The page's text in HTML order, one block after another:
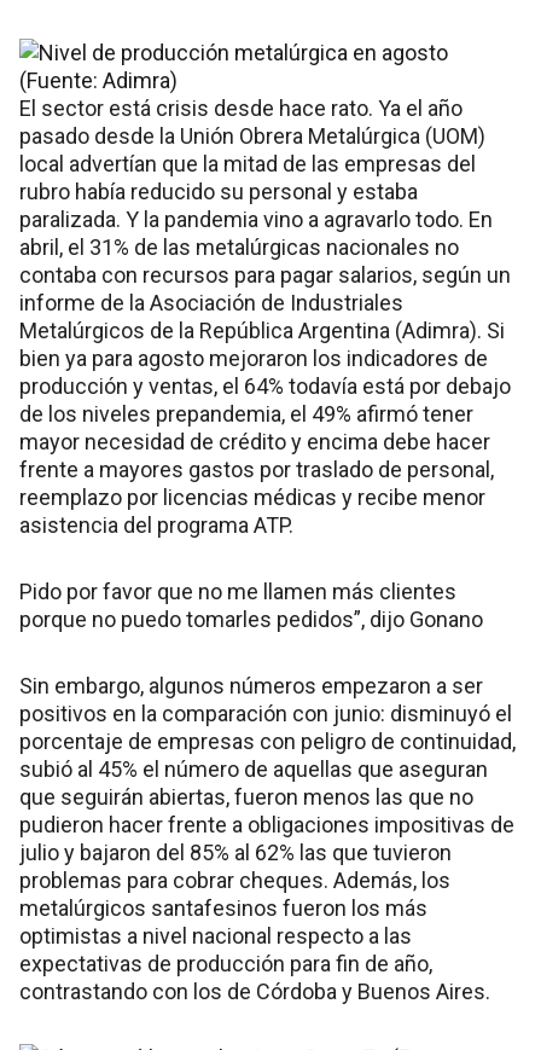
El sector está crisis desde hace rato. Ya el año
pasado desde la Unión Obrera Metalúrgica (UOM)
local advertían que la mitad de las empresas del
rubro había reducido su personal y estaba
paralizada. Y la pandemia vino a agravarlo todo. En
abril, el 31% de las metalúrgicas nacionales no
contaba con recursos para pagar salarios, según un
informe de la Asociación de Industriales
Metalúrgicos de la República Argentina (Adimra). Si
bien ya para agosto mejoraron los indicadores de
producción y ventas, el 64% todavía está por debajo
de los niveles prepandemia, el 49% afirmó tener
mayor necesidad de crédito y encima debe hacer
frente a mayores gastos por traslado de personal,
reemplazo por licencias médicas y recibe menor
asistencia del programa ATP.
Pido por favor que no me llamen más clientes
porque no puedo tomarles pedidos”, dijo Gonano
Sin embargo, algunos números empezaron a ser
positivos en la comparación con junio: disminuyó el
porcentaje de empresas con peligro de continuidad,
subió al 45% el número de aquellas que aseguran
que seguirán abiertas, fueron menos las que no
pudieron hacer frente a obligaciones impositivas de
julio y bajaron del 85% al 62% las que tuvieron
problemas para cobrar cheques. Además, los
metalúrgicos santafesinos fueron los más
optimistas a nivel nacional respecto a las
expectativas de producción para fin de año,
contrastando con los de Córdoba y Buenos Aires.